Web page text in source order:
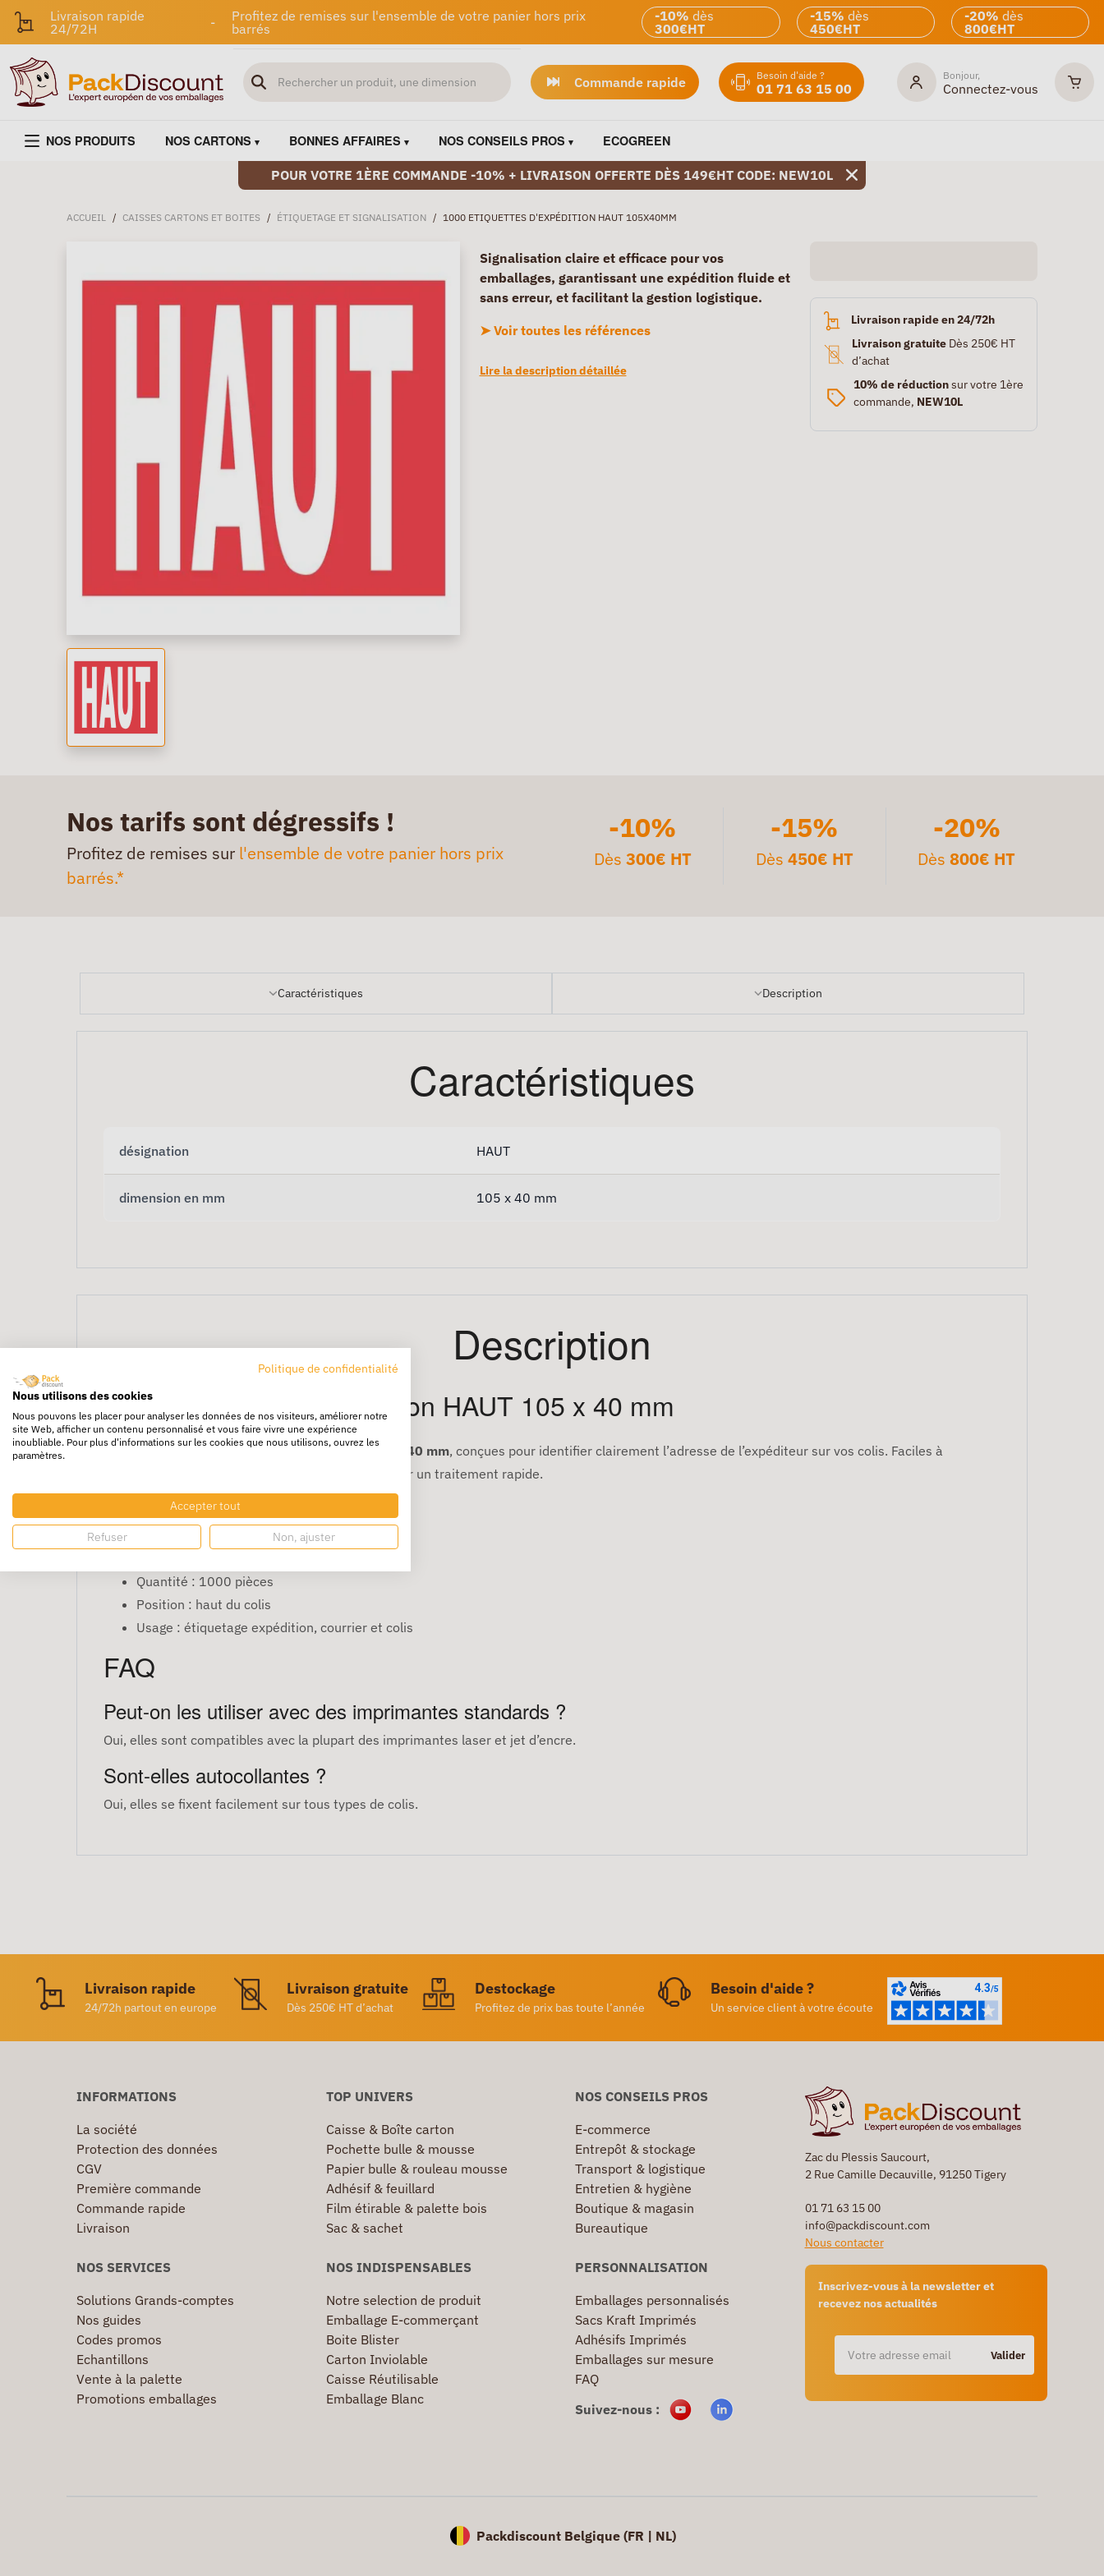
Livraison rapide
24/72H
-
Profitez de remises sur l'ensemble de votre panier hors prix
barrés
-10% dès
300€HT
-15% dès
450€HT
-20% dès
800€HT
Commande rapide Besoin d'aide ?
01 71 63 15 00
Bonjour,
Connectez-vous
NOS PRODUITS NOS CARTONS BONNES AFFAIRES NOS CONSEILS PROS ECOGREEN
POUR VOTRE 1ÈRE COMMANDE -10% + LIVRAISON OFFERTE DÈS 149€HT CODE: NEW10L
ACCUEIL / CAISSES CARTONS ET BOITES / ÉTIQUETAGE ET SIGNALISATION / 1000 ETIQUETTES D'EXPÉDITION HAUT 105X40MM
Signalisation claire et efficace pour vos
emballages, garantissant une expédition fluide et
sans erreur, et facilitant la gestion logistique.
➤ Voir toutes les références
Lire la description détaillée
Livraison rapide en 24/72h
Livraison gratuiteDès 250€ HT
d’achat
10% de réductionsur votre 1ère
commande, NEW10L
Nos tarifs sont dégressifs !
Profitez de remises sur l'ensemble de votre panier hors prix
barrés.*
-10%
Dès 300€ HT
-15%
Dès 450€ HT
-20%
Dès800€ HT
Caractéristiques Description
Caractéristiques
désignation HAUT
dimension en mm 105 x 40 mm
Description
1000 Étiquettes d’expédition HAUT 105 x 40 mm
Lot de1000 étiquettes d’expédition HAUT 105 x 40 mm, conçues pour identifier clairement l’adresse de l’expéditeur sur vos colis. Faciles à
appliquer, elles assurent une visibilité optimale pour un traitement rapide.
Caractéristiques
Quantité : 1000 pièces
Position : haut du colis
Usage : étiquetage expédition, courrier et colis
FAQ
Peut-on les utiliser avec des imprimantes standards ?
Oui, elles sont compatibles avec la plupart des imprimantes laser et jet d’encre.
Sont-elles autocollantes ?
Oui, elles se fixent facilement sur tous types de colis.
Livraison rapide
24/72h partout en europe
Livraison gratuite
Dès 250€ HT d’achat
Destockage
Profitez de prix bas toute l’année
Besoin d'aide ?
Un service client à votre écoute
Zac du Plessis Saucourt,
2 Rue Camille Decauville, 91250 Tigery
01 71 63 15 00
info@packdiscount.com
Nous contacter
Inscrivez-vous à la newsletter et
recevez nos actualités
Valider
INFORMATIONS
La société
Protection des données
CGV
Première commande
Commande rapide
Livraison
TOP UNIVERS
Caisse & Boîte carton
Pochette bulle & mousse
Papier bulle & rouleau mousse
Adhésif & feuillard
Film étirable & palette bois
Sac & sachet
NOS CONSEILS PROS
E-commerce
Entrepôt & stockage
Transport & logistique
Entretien & hygiène
Boutique & magasin
Bureautique
NOS SERVICES
Solutions Grands-comptes
Nos guides
Codes promos
Echantillons
Vente à la palette
Promotions emballages
NOS INDISPENSABLES
Notre selection de produit
Emballage E-commerçant
Boite Blister
Carton Inviolable
Caisse Réutilisable
Emballage Blanc
PERSONNALISATION
Emballages personnalisés
Sacs Kraft Imprimés
Adhésifs Imprimés
Emballages sur mesure
FAQ
Suivez-nous :
Packdiscount Belgique (FR | NL)
Politique de confidentialité
Nous utilisons des cookies
Nous pouvons les placer pour analyser les données de nos visiteurs, améliorer notre
site Web, afficher un contenu personnalisé et vous faire vivre une expérience
inoubliable. Pour plus d'informations sur les cookies que nous utilisons, ouvrez les
paramètres.
Accepter tout
Refuser Non, ajuster